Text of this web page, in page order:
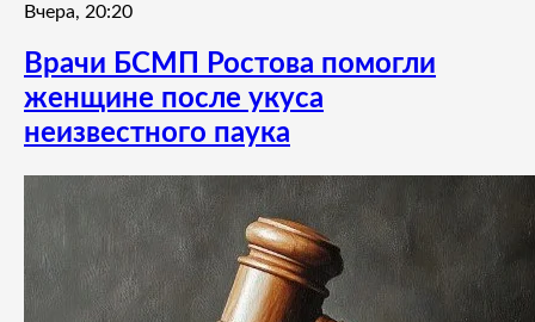
Вчера, 20:20
Врачи БСМП Ростова помогли
женщине после укуса
неизвестного паука